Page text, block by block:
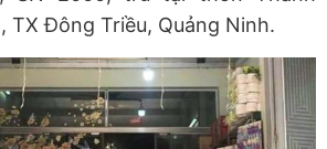
TX Đông Triều, Quảng Ninh.